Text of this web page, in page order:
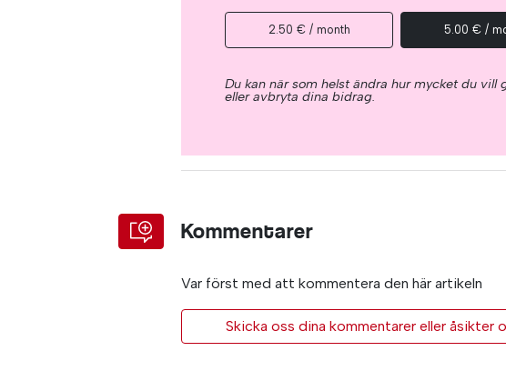
2.50 € / month 5.00 € /
Du kan när som helst ändra hur mycket du vill
eller avbryta dina bidrag.
Kommentarer
Var först med att kommentera den här artikeln
Skicka oss dina kommentarer eller åsikter